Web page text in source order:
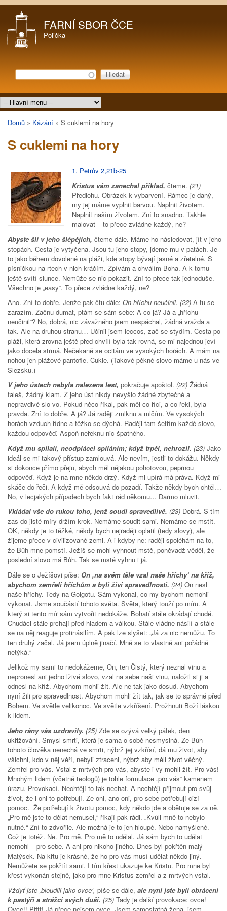
FARNÍ SBOR ČCE
Polička
Vyhledávání
Hledat
Hlavní menu
Jste zde
Domů » Kázání » S cuklemi na hory
S cuklemi na hory
1. Petrův 2,21b-25
Kristus vám zanechal příklad, čteme. (21)
Předlohu. Obrázek k vybarvení. Rámec je daný,
my jej máme vyplnit barvou. Naplnit životem.
Naplnit naším životem. Zní to snadno. Takhle
malovat – to přece zvládne každý, ne?
Abyste šli v jeho šlépějích, čteme dále. Máme ho následovat, jít v jeho
stopách. Cesta je vytyčena. Jsou tu jeho stopy, jdeme mu v patách. Je
to jako během dovolené na pláži, kde stopy bývají jasné a zřetelné. S
písničkou na rtech v nich kráčím. Zpívám a chválím Boha. A k tomu
ještě svítí slunce. Nemůže se nic pokazit. Zní to přece tak jednoduše.
Všechno je „easy“. To přece zvládne každý, ne?
Ano. Zní to dobře. Jenže pak čtu dále: On hříchu neučinil. (22) A tu se
zarazím. Začnu dumat, ptám se sám sebe: A co já? Já a „hříchu
neučinil“? No, dobrá, nic závažného jsem nespáchal, žádná vražda a
tak. Ale na druhou stranu… Učinil jsem leccos, zač se stydím. Cesta po
pláži, která zrovna ještě před chvílí byla tak rovná, se mi najednou jeví
jako docela strmá. Nečekaně se ocitám ve vysokých horách. A mám na
nohou jen plážové pantofle. Cukle. (Takové pěkné slovo máme u nás ve
Slezsku.)
V jeho ústech nebyla nalezena lest, pokračuje apoštol. (22) Žádná
faleš, žádný klam. Z jeho úst nikdy nevyšlo žádné zbytečné a
nepravdivé slo-vo. Pokud něco říkal, pak měl co říci, a co řekl, byla
pravda. Zní to dobře. A já? Já raději zmlknu a mlčím. Ve vysokých
horách vzduch řídne a těžko se dýchá. Raději tam šetřím každé slovo,
každou odpověď. Aspoň neřeknu nic špatného.
Když mu spílali, neodplácel spíláním; když trpěl, nehrozil. (23) Jako
ideál se mi takový přístup zamlouvá. Ale nevím, jestli to dokážu. Někdy
si dokonce přímo přeju, abych měl nějakou pohotovou, peprnou
odpověď. Když je na mne někdo drzý. Když mi upírá má práva. Když mi
skáče do řeči. A když mě odsouvá do pozadí. Takže někdy bych chtěl…
No, v lecjakých případech bych fakt rád někomu… Darmo mluvit.
Vkládal vše do rukou toho, jenž soudí spravedlivě. (23) Dobrá. S tím
zas do jisté míry držím krok. Nemáme soudit sami. Nemáme se mstít.
OK, někdy je to těžké, někdy bych nejraději oplatil (tedy slovy), ale
žijeme přece v civilizované zemi. A i kdyby ne: raději spoléhám na to,
že Bůh mne pomstí. Ježíš se mohl vyhnout mstě, poněvadž věděl, že
poslední slovo má Bůh. Tak se mstě vyhnu i já.
Dále se o Ježíšovi píše: On ‚na svém těle vzal naše hříchy‘ na kříž,
abychom zemřeli hříchům a byli živi spravedlnosti. (24) On nesl
naše hříchy. Tedy na Golgotu. Sám vykonal, co my bychom nemohli
vykonat. Jsme součástí tohoto světa. Světa, který touží po míru. A
který si tento mír sám vytvořit nedokáže. Bohatí stále okrádají chudé.
Chudáci stále prchají před hladem a válkou. Stále vládne násilí a stále
se na něj reaguje protinásilím. A pak lze slyšet: „Já za nic nemůžu. To
ten druhý začal. Já jsem úplně jinačí. Mně se to vlastně ani pořádně
netýká.“
Jelikož my sami to nedokážeme, On, ten Čistý, který neznal vinu a
nepronesl ani jedno lživé slovo, vzal na sebe naši vinu, naložil si ji a
odnesl na kříž. Abychom mohli žít. Ale ne tak jako dosud. Abychom
nyní žili pro spravedlnost. Abychom mohli žít tak, jak se to správné před
Bohem. Ve světle velikonoc. Ve světle vzkříšení. Prožhnuti Boží láskou
k lidem.
Jeho rány vás uzdravily. (25) Zde se ozývá velký pátek, den
ukřižování. Smysl smrti, která je sama o sobě nesmyslná. Že Bůh
tohoto člověka nenechá ve smrti, nýbrž jej vzkřísí, dá mu život, aby
všichni, kdo v něj věří, nebyli ztraceni, nýbrž aby měli život věčný.
Zemřel pro vás. Vstal z mrtvých pro vás, abyste i vy mohli žít. Pro vás!
Mnohým lidem (včetně teologů) je tohle formulace „pro vás“ kamenem
úrazu. Provokací. Nechtějí to tak nechat. A nechtějí přijmout pro svůj
život, že i oni to potřebují. Že oni, ano oni, pro sebe potřebují cizí
pomoc. Že potřebují k životu pomoc, kdy někdo jde a obětuje se za ně.
„Pro mě jste to dělat nemusel,“ říkají pak rádi. „Kvůli mně to nebylo
nutné.“ Zní to zdvořile. Ale možná je to jen hloupé. Nebo namyšlené.
Což je totéž. Ne. Pro mě. Pro mě to udělal. Já sám bych to udělat
nemohl – pro sebe. A ani pro nikoho jiného. Dnes byl pokřtěn malý
Matýsek. Na křtu je krásné, že ho pro vás musí udělat někdo jiný.
Nemůžete se pokřtít sami. I tím křest ukazuje ke Kristu. Pro mne byl
křest vykonán stejně, jako pro mne Kristus zemřel a z mrtvých vstal.
Vždyť jste ‚bloudili jako ovce‘, píše se dále, ale nyní jste byli obráceni
k pastýři a strážci svých duší. (25) Tady je další provokace: ovce!